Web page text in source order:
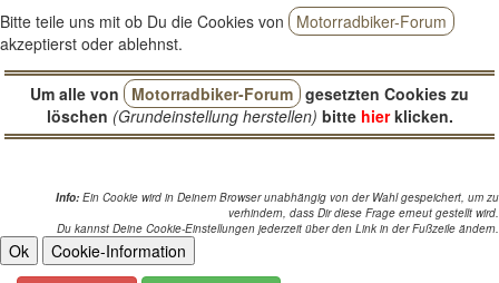
Bitte teile uns mit ob Du die Cookies von
Motorradbiker-Forum
akzeptierst oder ablehnst.
Um alle von Motorradbiker-Forum gesetzten Cookies zu
löschen (Grundeinstellung herstellen) bitte hierklicken.
Info: Ein Cookie wird in Deinem Browser unabhängig von der Wahl gespeichert, um zu
verhindern, dass Dir diese Frage erneut gestellt wird.
Du kannst Deine Cookie-Einstellungen jederzeit über den Link in der Fußzeile ändern.